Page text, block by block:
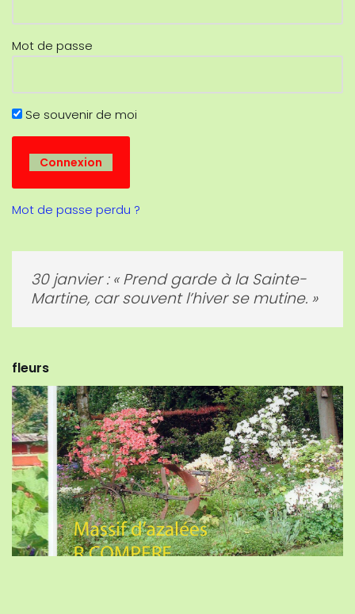
Mot de passe
Se souvenir de moi
Mot de passe perdu ?
20 décembre : Au vingt de Noël, les
jours rallongent d’un pas d’hirondelle.
fleurs